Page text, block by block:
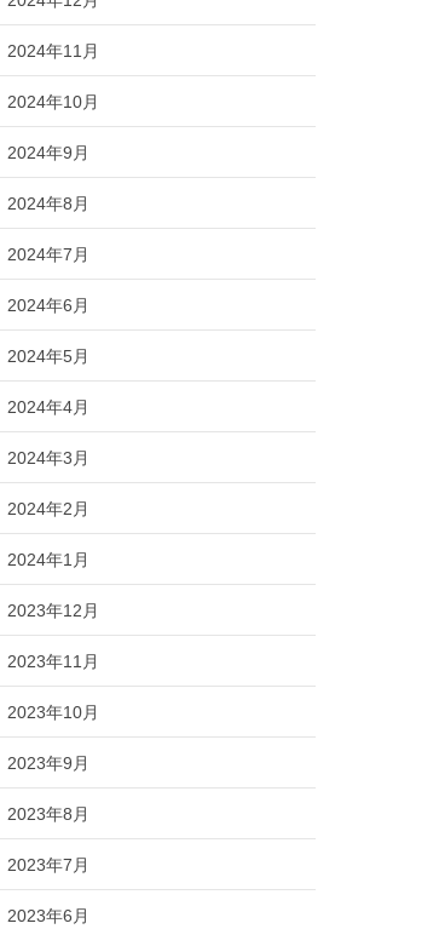
2024年11月
2024年10月
2024年9月
2024年8月
2024年7月
2024年6月
2024年5月
2024年4月
2024年3月
2024年2月
2024年1月
2023年12月
2023年11月
2023年10月
2023年9月
2023年8月
2023年7月
2023年6月